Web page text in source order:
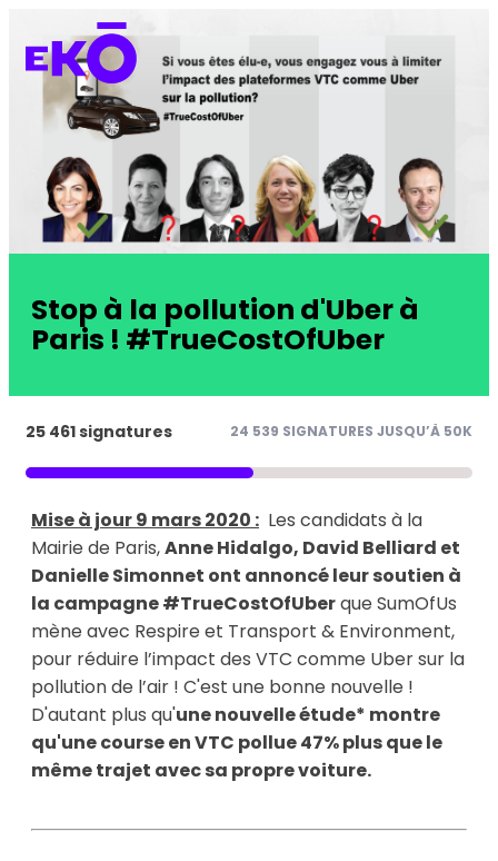
Stop à la pollution d'Uber à
Paris ! #TrueCostOfUber
25 461 signatures 24 539 SIGNATURES JUSQU’À 50K
Mise à jour 9 mars 2020 : Les candidats à la
Mairie de Paris,Anne Hidalgo, David Belliard et
Danielle Simonnet ont annoncé leur soutien à
la campagne #TrueCostOfUberque SumOfUs
mène avec Respire et Transport & Environment,
pour réduire l’impact des VTC comme Uber sur la
pollution de l’air ! C'est une bonne nouvelle !
D'autant plus qu'une nouvelle étude* montre
qu'une course en VTC pollue 47% plus que le
même trajet avec sa propre voiture.